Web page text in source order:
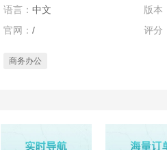
语言： 中文 版本
官网： / 评分
商务办公